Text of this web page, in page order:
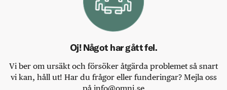
Oj! Något har gått fel.
Vi ber om ursäkt och försöker åtgärda problemet så snart
vi kan, håll ut! Har du frågor eller funderingar? Mejla oss